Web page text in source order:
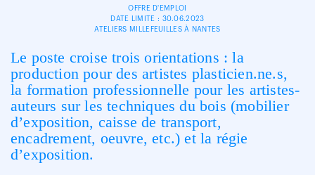
OFFRE D'EMPLOI
DATE LIMITE : 30.06.2023
ATELIERS MILLEFEUILLES À NANTES
Le poste croise trois orientations : la
production pour des artistes plasticien.ne.s,
la formation professionnelle pour les artistes-
auteurs sur les techniques du bois (mobilier
d’exposition, caisse de transport,
encadrement, oeuvre, etc.) et la régie
d’exposition.